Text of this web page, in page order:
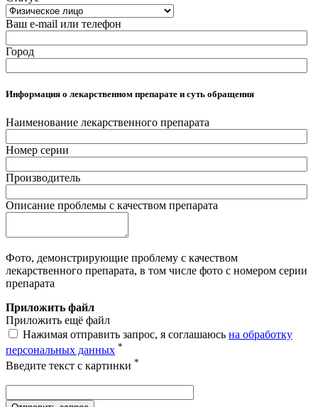
Ваш e-mail или телефон
Город
Информация о лекарственном препарате и суть обращения
Наименование лекарственного препарата
Номер серии
Производитель
Описание проблемы с качеством препарата
Фото, демонстрирующие проблему с качеством
лекарственного препарата, в том числе фото с номером серии
препарата
Приложить файл
Приложить ещё файл
Нажимая отправить запрос, я соглашаюсь на обработку
персональных данных *
Введите текст с картинки *